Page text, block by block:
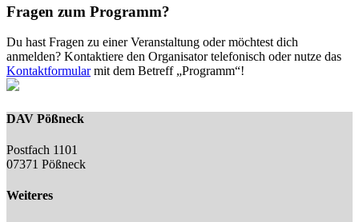
Fragen zum Programm?
Du hast Fragen zu einer Veranstaltung oder möchtest dich
anmelden? Kontaktiere den Organisator telefonisch oder nutze das
Kontaktformularmit dem Betreff „Programm“!
DAV Pößneck
Postfach 1101
07371 Pößneck
Weiteres